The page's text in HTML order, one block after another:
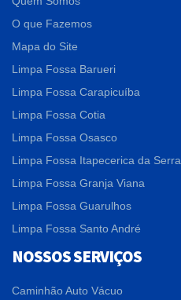
O que Fazemos
Mapa do Site
Limpa Fossa Barueri
Limpa Fossa Carapicuíba
Limpa Fossa Cotia
Limpa Fossa Osasco
Limpa Fossa Itapecerica da Serra
Limpa Fossa Granja Viana
Limpa Fossa Guarulhos
Limpa Fossa Santo André
NOSSOS SERVIÇOS
Caminhão Auto Vácuo